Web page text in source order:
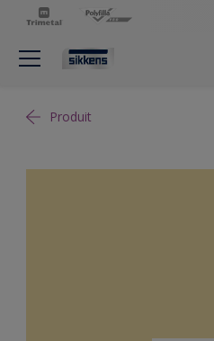
Produit